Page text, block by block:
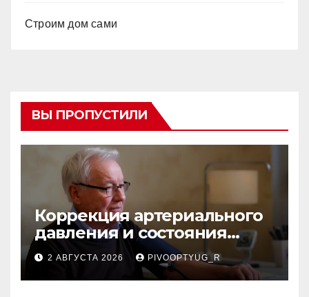
Строим дом сами
ВЫ ПРОПУСТИЛИ
Коррекция артериального
давления и состояния
сосудов в профилактике
инсульта
2 АВГУСТА 2026 PIVOOPTYUG_R